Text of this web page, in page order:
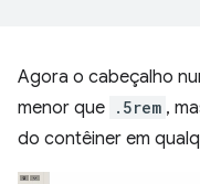
Agora o cabeçalho
menor que .5rem ,
do contêiner em